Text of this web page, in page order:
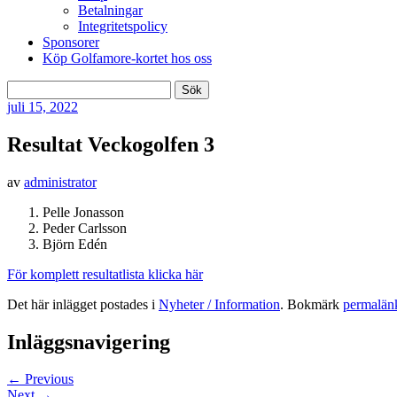
Betalningar
Integritetspolicy
Sponsorer
Köp Golfamore-kortet hos oss
efter:
juli 15, 2022
Resultat Veckogolfen 3
av administrator
Pelle Jonasson
Peder Carlsson
Björn Edén
För komplett resultatlista klicka här
Det här inlägget postades i Nyheter / Information. Bokmärk
Inläggsnavigering
← Previous